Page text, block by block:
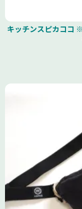
キッチンスピカココ